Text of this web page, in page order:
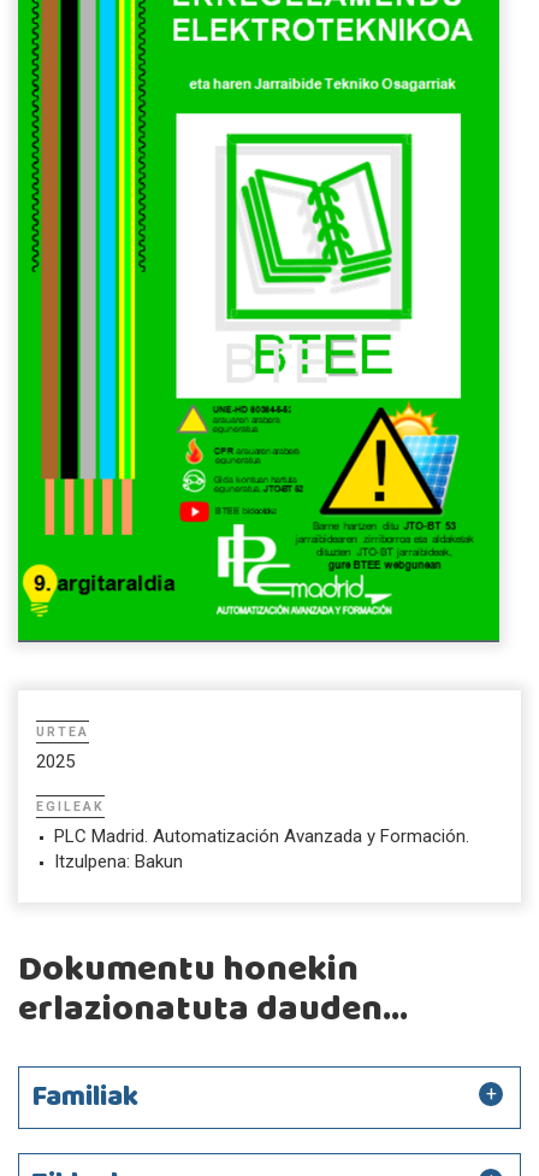
URTEA
2025
EGILEAK
PLC Madrid. Automatización Avanzada y Formación.
Itzulpena: Bakun
Dokumentu honekin
erlazionatuta dauden...
Familiak